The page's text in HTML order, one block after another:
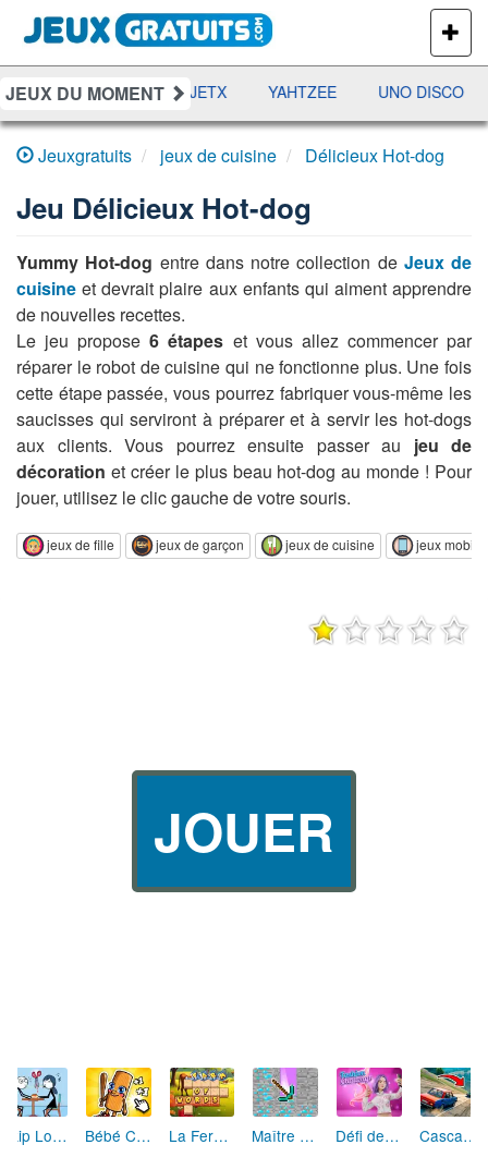
PLUS
DE
JEUX
JEUX DU MOMENT
DAMES RAMI JETX YAHTZEE UNO DISCO
Jeuxgratuits jeux de cuisine Délicieux Hot-dog
Jeu Délicieux Hot-dog
Yummy Hot-dog entre dans notre collection de Jeux de
cuisine et devrait plaire aux enfants qui aiment apprendre
de nouvelles recettes.
Le jeu propose6 étapes et vous allez commencer par
réparer le robot de cuisine qui ne fonctionne plus. Une fois
cette étape passée, vous pourrez fabriquer vous-même les
saucisses qui serviront à préparer et à servir les hot-dogs
aux clients. Vous pourrez ensuite passer au jeu de
décoration et créer le plus beau hot-dog au monde ! Pour
jouer, utilisez le clic gauche de votre souris.
jeux de fille jeux de garçon jeux de cuisine jeux mobile
JOUER
Skip Love: L'Amour en Péril Bébé Clic Italien: La Folie des Petits Bambins La Ferme des Mots - Cultivez votre Vocabulaire Maître de la Destruction: Fusion de Pioches Défi de Mode: Star du Podium Cascades Folles 3D